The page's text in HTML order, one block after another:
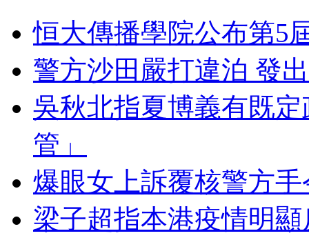
恒大傳播學院公布第5
警方沙田嚴打違泊 發
吳秋北指夏博義有既
管」
爆眼女上訴覆核警方
梁子超指本港疫情明